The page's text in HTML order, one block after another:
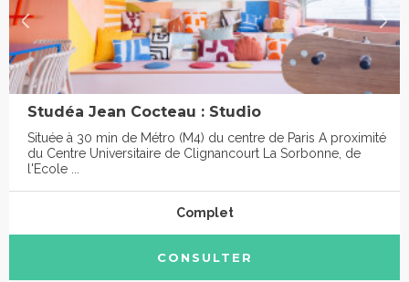
Studéa Jean Cocteau : Studio
Située à 30 min de Métro (M4) du centre de Paris A proximité
du Centre Universitaire de Clignancourt La Sorbonne, de
l'Ecole ...
Complet
CONSULTER